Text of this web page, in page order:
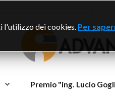
Premio "ing. Lucio
l'utilizzo dei cookies. Per